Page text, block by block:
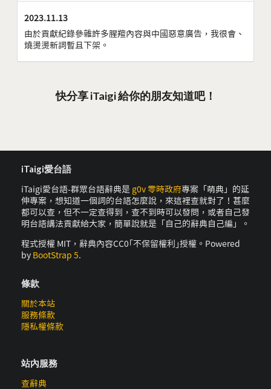
2023.11.13
由於貢獻紀錄參雜許多腥羶內容與中國惡意廣告，我很會、
燒燙燙新詞暫且下架。
快分享 iTaigi 給你的朋友知道吧！
iTaigi愛台語
iTaigi愛台語-群眾台語辭典是 g0v 零時政府專案「萌典」的延
伸專案，想知道一個詞的台語怎麼說，來這裡查就對了！甚麼
都可以查，但不一定查得到，查不到時可以發問，或者自己發
明台語講法貢獻給大家，簡單說就是「自己的辭典自己編」。
程式授權 MIT，辭典內容CC0｢不保留權利｣授權。Powered
by BootStrap 5.
條款
關於本站
服務條款
隱私權條款
站內服務
查辭典